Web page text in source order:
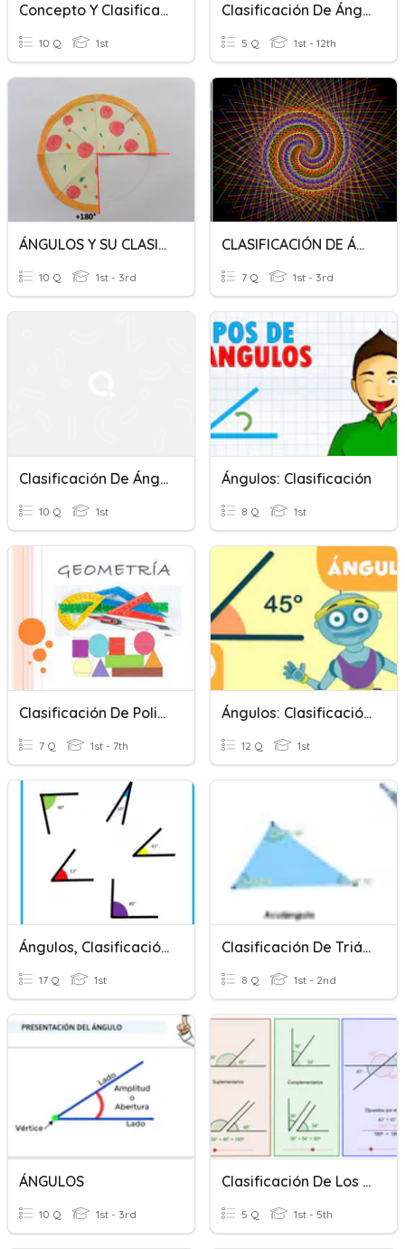
Concepto Y Clasificación De Ángulos.
10 Q 1st
Clasificación De Ángulos
5 Q 1st - 12th
ÁNGULOS Y SU CLASIFICACIÓN
10 Q 1st - 3rd
CLASIFICACIÓN DE ÁNGULOS
7 Q 1st - 3rd
Clasificación De Ángulos
10 Q 1st
Ángulos: Clasificación
8 Q 1st
Clasificación De Poligonos
7 Q 1st - 7th
Ángulos: Clasificación Y Propiedades
12 Q 1st
Ángulos, Clasificación Y Sistemas De Medidas.
17 Q 1st
Clasificación De Triángulos Según Sus Ángulos
8 Q 1st - 2nd
ÁNGULOS
10 Q 1st - 3rd
Clasificación De Los Ángulos
5 Q 1st - 5th